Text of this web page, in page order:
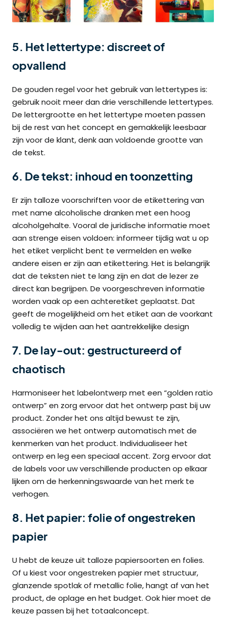
5. Het lettertype: discreet of
opvallend
De gouden regel voor het gebruik van lettertypes is:
gebruik nooit meer dan drie verschillende lettertypes.
De lettergrootte en het lettertype moeten passen
bij de rest van het concept en gemakkelijk leesbaar
zijn voor de klant, denk aan voldoende grootte van
de tekst.
6. De tekst: inhoud en toonzetting
Er zijn talloze voorschriften voor de etikettering van
met name alcoholische dranken met een hoog
alcoholgehalte. Vooral de juridische informatie moet
aan strenge eisen voldoen: informeer tijdig wat u op
het etiket verplicht bent te vermelden en welke
andere eisen er zijn aan etikettering. Het is belangrijk
dat de teksten niet te lang zijn en dat de lezer ze
direct kan begrijpen. De voorgeschreven informatie
worden vaak op een achteretiket geplaatst. Dat
geeft de mogelijkheid om het etiket aan de voorkant
volledig te wijden aan het aantrekkelijke design
7. De lay-out: gestructureerd of
chaotisch
Harmoniseer het labelontwerp met een “golden ratio
ontwerp” en zorg ervoor dat het ontwerp past bij uw
product. Zonder het ons altijd bewust te zijn,
associëren we het ontwerp automatisch met de
kenmerken van het product. Individualiseer het
ontwerp en leg een speciaal accent. Zorg ervoor dat
de labels voor uw verschillende producten op elkaar
lijken om de herkenningswaarde van het merk te
verhogen.
8. Het papier: folie of ongestreken
papier
U hebt de keuze uit talloze papiersoorten en folies.
Of u kiest voor ongestreken papier met structuur,
glanzende spotlak of metallic folie, hangt af van het
product, de oplage en het budget. Ook hier moet de
keuze passen bij het totaalconcept.